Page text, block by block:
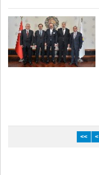
<< <